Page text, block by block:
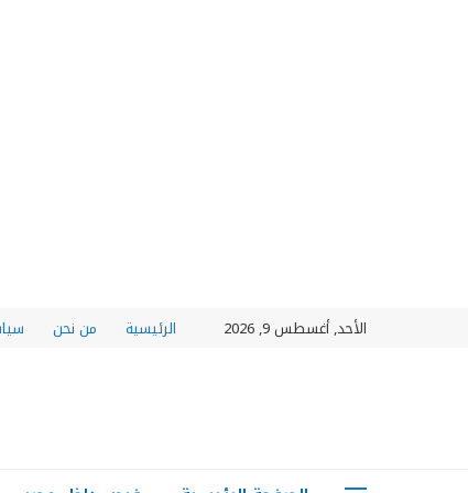
الأحد, أغسطس 9, 2026 الرئيسية من نحن